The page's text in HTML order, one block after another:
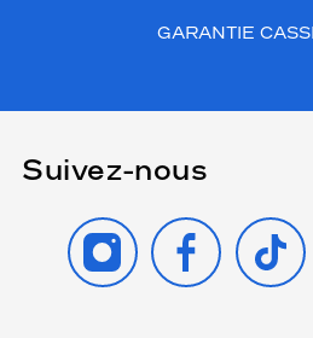
GARANTIE
Suivez-nous
INSTAGRAMFACEBOOK
TIKTOK